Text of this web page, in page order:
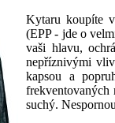
Kytaru koupíte
(EPP - jde o
vaši hlavu,
nepříznivými
kapsou a
frekventovaných
suchý.